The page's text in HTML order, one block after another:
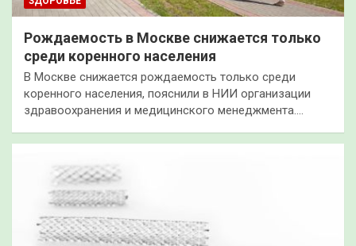
Рождаемость в Москве снижается только
среди коренного населения
В Москве снижается рождаемость только среди
коренного населения, пояснили в НИИ организации
здравоохранения и медицинского менеджмента.…